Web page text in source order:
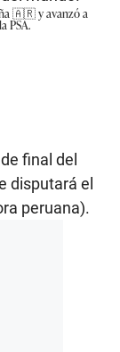
🇦🇷 y avanzó a
PSA.
final del
disputará el
peruana).